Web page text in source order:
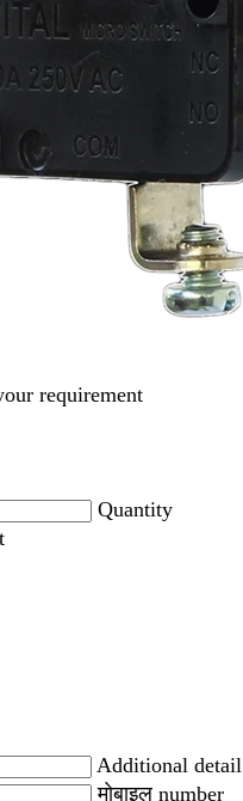
requirement
Quantity
Additional detail
मोबाइल number